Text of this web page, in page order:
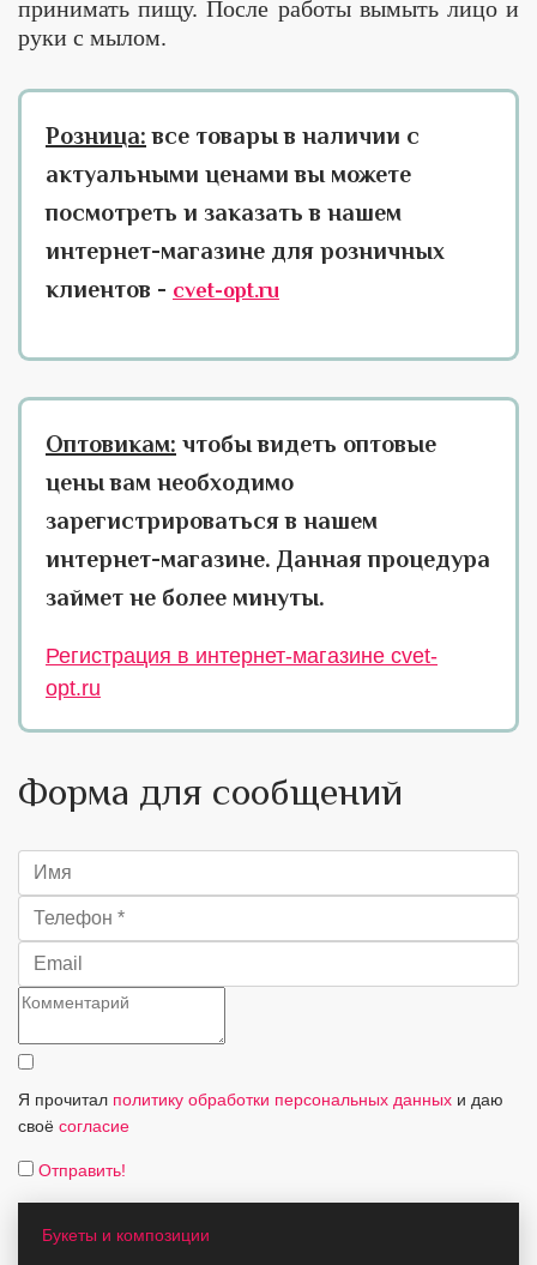
принимать пищу. После работы вымыть лицо и
руки с мылом.
Розница: все товары в наличии с
актуальными ценами вы можете
посмотреть и заказать в нашем
интернет-магазине для розничных
клиентов - cvet-opt.ru
Оптовикам: чтобы видеть оптовые
цены вам необходимо
зарегистрироваться в нашем
интернет-магазине. Данная процедура
займет не более минуты.
Регистрация в интернет-магазине cvet-
opt.ru
Форма для сообщений
Я прочитал политику обработки персональных данных и даю
своё согласие
Отправить!
Букеты и композиции